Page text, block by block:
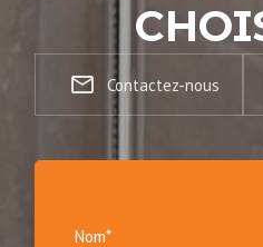
mail_outline Contactez-nous
Nom*